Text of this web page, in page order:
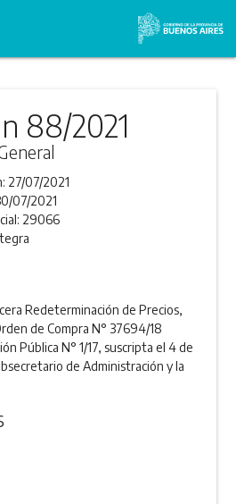
88/2021
27/07/2021
07/2021
29066
Redeterminación de Precios,
de Compra N° 37694/18
Pública N° 1/17, suscripta el 4 de
de Administración y la